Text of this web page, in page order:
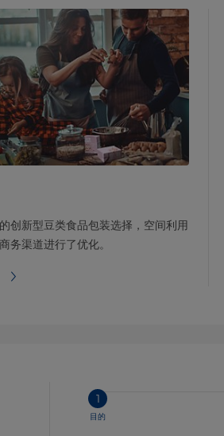
创新型豆类食品包装选择，空间利用
务渠道进行了优化。
1
目的